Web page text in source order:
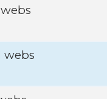
webs
webs